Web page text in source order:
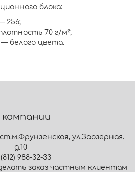
блока:
256;
70 г/м²;
белого цвета.
ул.Заозёрная.
д.10
988-32-33
заказ частным клиентам